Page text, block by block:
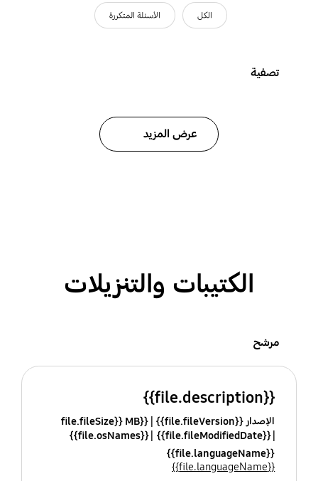
الكل الأسئلة المتكررة
تصفية
عرض المزيد
الكتيبات والتنزيلات
مرشح
{{file.description}}
الإصدار {{file.fileVersion}}
{{file.fileSize}} MB
{{file.fileModifiedDate}}
{{file.osNames}}
{{file.languageName}}
{{file.languageName}}